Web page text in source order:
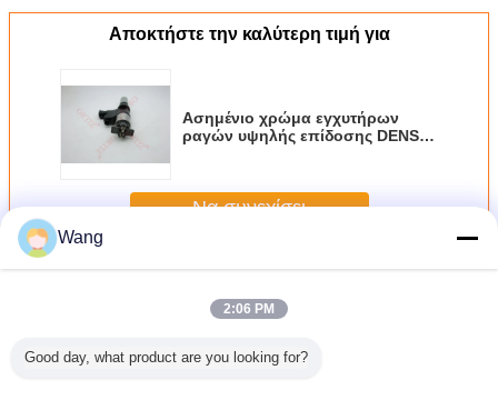
Αποκτήστε την καλύτερη τιμή για
Ασημένιο χρώμα εγχυτήρων
ραγών υψηλής επίδοσης DENSO
Να συνεχίσει
ΠερισσότεροιΚοινός εγχυτήρας ραγών Denso
Wang
2:06 PM
Good day, what product are you looking for?